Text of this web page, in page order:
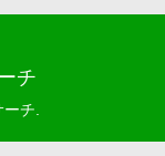
チ
チ.